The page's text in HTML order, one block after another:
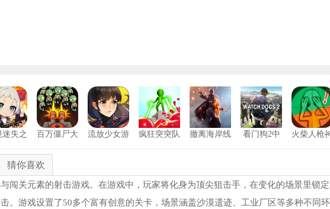
迷失之
百万僵尸大
流放少女游
疯狂突突队
撤离海岸线
看门狗2中
火柴人枪
猜你喜欢
闯关元素的射击游戏。在游戏中，玩家将化身为顶尖狙击手，在变化的场景里锁
。游戏设置了50多个富有创意的关卡，场景涵盖沙漠遗迹、工业厂区等多种不同环
2 冒险特工